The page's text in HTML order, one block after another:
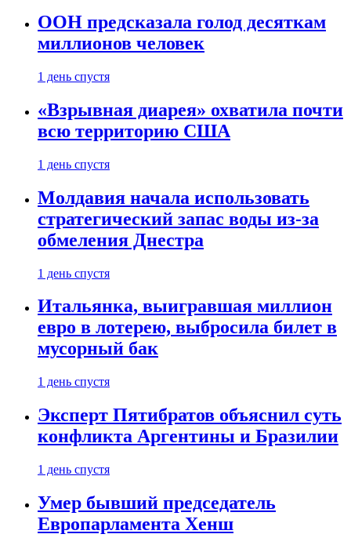
ООН предсказала голод десяткам
миллионов человек
1 день спустя
«Взрывная диарея» охватила почти
всю территорию США
1 день спустя
Молдавия начала использовать
стратегический запас воды из-за
обмеления Днестра
1 день спустя
Итальянка, выигравшая миллион
евро в лотерею, выбросила билет в
мусорный бак
1 день спустя
Эксперт Пятибратов объяснил суть
конфликта Аргентины и Бразилии
1 день спустя
Умер бывший председатель
Европарламента Хенш